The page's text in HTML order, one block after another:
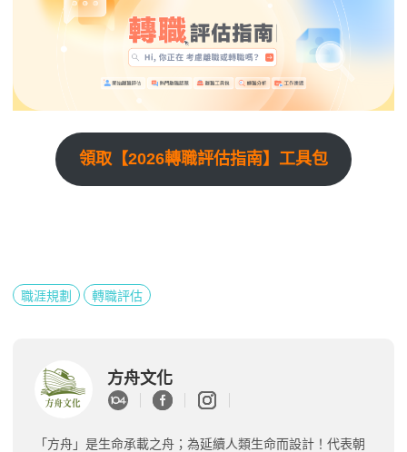
領取【2026轉職評估指南】工具包
職涯規劃 轉職評估
方舟文化
「方舟」是生命承載之舟；為延續人類生命而設計！代表朝